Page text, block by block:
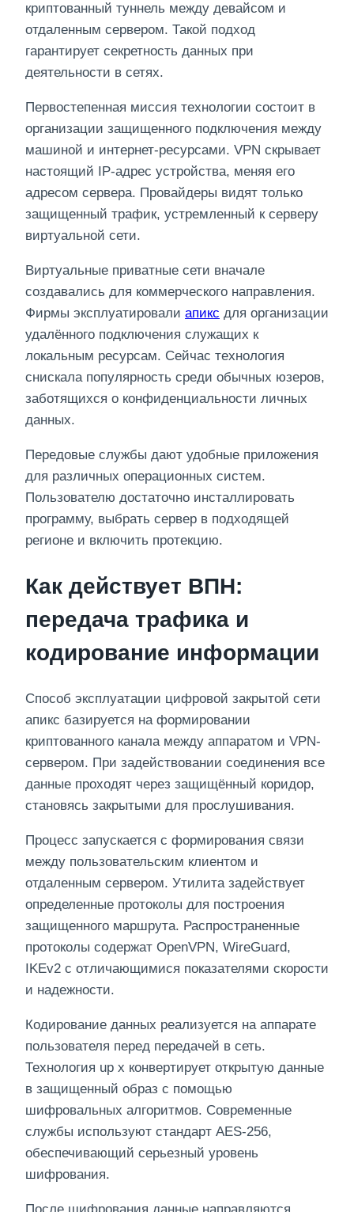
криптованный туннель между девайсом и
отдаленным сервером. Такой подход
гарантирует секретность данных при
деятельности в сетях.
Первостепенная миссия технологии состоит в
организации защищенного подключения между
машиной и интернет-ресурсами. VPN скрывает
настоящий IP-адрес устройства, меняя его
адресом сервера. Провайдеры видят только
защищенный трафик, устремленный к серверу
виртуальной сети.
Виртуальные приватные сети вначале
создавались для коммерческого направления.
Фирмы эксплуатировали апикс для организации
удалённого подключения служащих к
локальным ресурсам. Сейчас технология
снискала популярность среди обычных юзеров,
заботящихся о конфиденциальности личных
данных.
Передовые службы дают удобные приложения
для различных операционных систем.
Пользователю достаточно инсталлировать
программу, выбрать сервер в подходящей
регионе и включить протекцию.
Как действует ВПН:
передача трафика и
кодирование информации
Способ эксплуатации цифровой закрытой сети
апикс базируется на формировании
криптованного канала между аппаратом и VPN-
сервером. При задействовании соединения все
данные проходят через защищённый коридор,
становясь закрытыми для прослушивания.
Процесс запускается с формирования связи
между пользовательским клиентом и
отдаленным сервером. Утилита задействует
определенные протоколы для построения
защищенного маршрута. Распространенные
протоколы содержат OpenVPN, WireGuard,
IKEv2 с отличающимися показателями скорости
и надежности.
Кодирование данных реализуется на аппарате
пользователя перед передачей в сеть.
Технология up x конвертирует открытую данные
в защищенный образ с помощью
шифровальных алгоритмов. Современные
службы используют стандарт AES-256,
обеспечивающий серьезный уровень
шифрования.